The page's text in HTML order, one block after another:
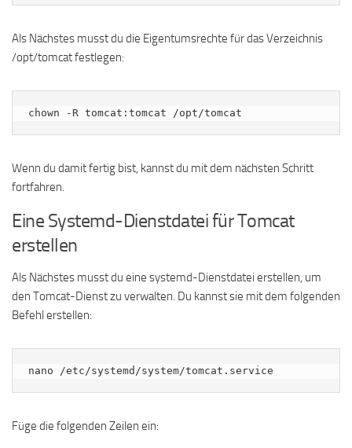
Als Nächstes musst du die Eigentumsrechte für das Verzeichnis
/opt/tomcat festlegen:
chown -R tomcat:tomcat /opt/tomcat
Wenn du damit fertig bist, kannst du mit dem nächsten Schritt
fortfahren.
Eine Systemd-Dienstdatei für Tomcat
erstellen
Als Nächstes musst du eine systemd-Dienstdatei erstellen, um
den Tomcat-Dienst zu verwalten. Du kannst sie mit dem folgenden
Befehl erstellen:
nano /etc/systemd/system/tomcat.service
Füge die folgenden Zeilen ein: